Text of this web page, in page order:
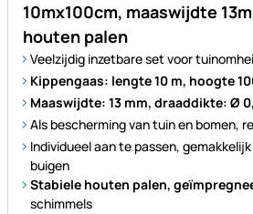
10mx100cm, maaswijdte
houten palen
Veelzijdig inzetbare set voor
Kippengaas: lengte 10 m, hoogte
Maaswijdte: 13 mm, draaddikte: Ø
Als bescherming van tuin en bomen,
Individueel aan te passen,
buigen
Stabiele houten palen,
schimmels